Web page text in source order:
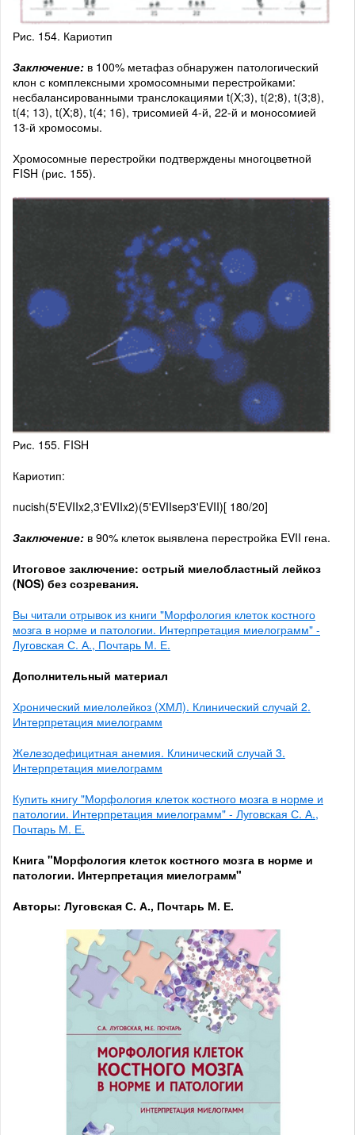
Рис. 154. Кариотип
Заключение: в 100% метафаз обнаружен патологический
клон с комплексными хромосомными перестройками:
несбалансированными транслокациями t(X;3), t(2;8), t(3;8),
t(4; 13), t(X;8), t(4; 16), трисомией 4-й, 22-й и моносомией
13-й хромосомы.
Хромосомные перестройки подтверждены многоцветной
FISH (рис. 155).
Рис. 155. FISH
Кариотип:
nucish(5'EVIIx2,3'EVIIx2)(5'EVIIsep3'EVII)[ 180/20]
Заключение: в 90% клеток выявлена перестройка EVII гена.
Итоговое заключение: острый миелобластный лейкоз
(NOS) без созревания.
Вы читали отрывок из книги "Морфология клеток костного
мозга в норме и патологии. Интерпретация миелограмм" -
Луговская С. А., Почтарь М. Е.
Дополнительный материал
Хронический миелолейкоз (ХМЛ). Клинический случай 2.
Интерпретация миелограмм
Железодефицитная анемия. Клинический случай 3.
Интерпретация миелограмм
Купить книгу "Морфология клеток костного мозга в норме и
патологии. Интерпретация миелограмм" - Луговская С. А.,
Почтарь М. Е.
Книга "Морфология клеток костного мозга в норме и
патологии. Интерпретация миелограмм"
Авторы: Луговская С. А., Почтарь М. Е.